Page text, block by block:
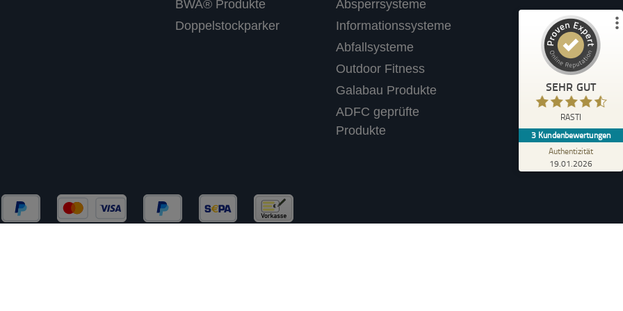
BWA® Produkte
Doppelstockparker
Absperrsysteme
Informationssysteme
Abfallsysteme
Outdoor Fitness
Galabau Produkte
ADFC geprüfte
Produkte
SEHR GUT
RASTI
3 Kundenbewertungen
Authentizität
19.01.2026
Bewertungen auf ProvenExpert.com
Erfahren Sie mehr über dieses Bewertungssiegel
Anonym
Supermarkt einen Fahrradständer mit
Werbetafel gekauft.